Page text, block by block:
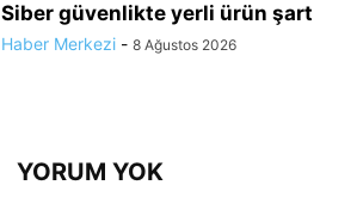
Siber güvenlikte yerli ürün şart
Haber Merkezi - 8 Ağustos 2026
YORUM YOK